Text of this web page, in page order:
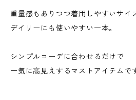
重量感もありつつ着用しやすいサイ
デイリーにも使いやすい一本。
シンプルコーデに合わせるだけで
一気に高見えするマストアイテムで